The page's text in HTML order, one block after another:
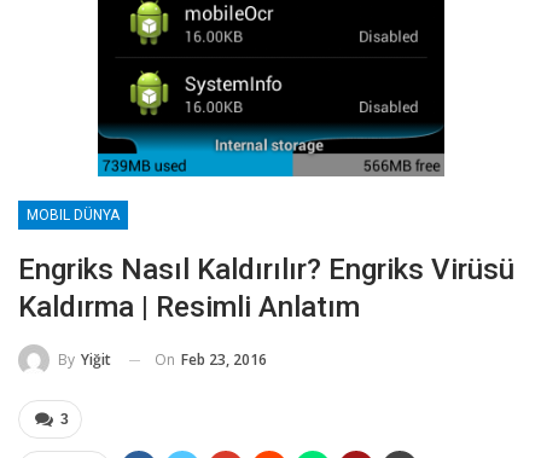
MOBIL DÜNYA
Engriks Nasıl Kaldırılır? Engriks Virüsü
Kaldırma | Resimli Anlatım
By Yiğit On Feb 23, 2016
3